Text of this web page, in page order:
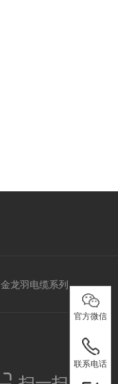
金龙羽电缆系列
官方微信
官方微信
联系电话